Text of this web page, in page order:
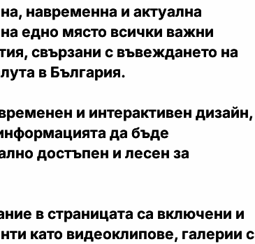
навременна и актуална
едно място всички важни
свързани с въвеждането на
в България.
и интерактивен дизайн,
да бъде
достъпен и лесен за
в страницата са включени и
като видеоклипове, галерии с